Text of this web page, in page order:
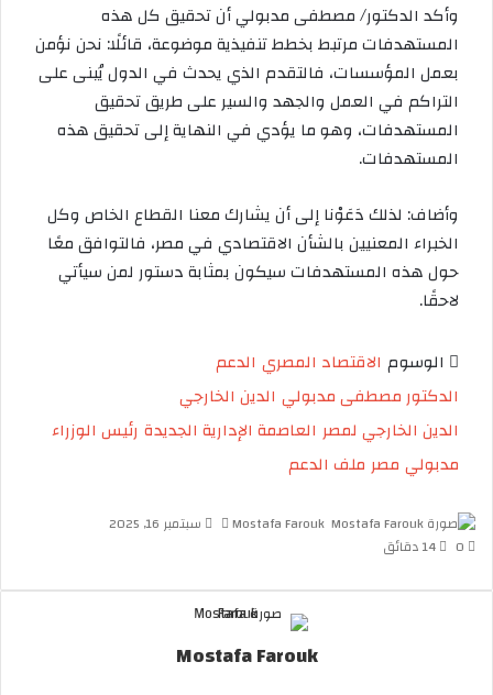
وأكد الدكتور/ مصطفى مدبولي أن تحقيق كل هذه
المستهدفات مرتبط بخطط تنفيذية موضوعة، قائلًا: نحن نؤمن
بعمل المؤسسات، فالتقدم الذي يحدث في الدول يُبنى على
التراكم في العمل والجهد والسير على طريق تحقيق
المستهدفات، وهو ما يؤدي في النهاية إلى تحقيق هذه
المستهدفات.
وأضاف: لذلك دَعَوْنا إلى أن يشارك معنا القطاع الخاص وكل
الخبراء المعنيين بالشأن الاقتصادي في مصر، فالتوافق معًا
حول هذه المستهدفات سيكون بمثابة دستور لمن سيأتي
لاحقًا.
الوسوم الاقتصاد المصري الدعم
الدكتور مصطفى مدبولي الدين الخارجي
الدين الخارجي لمصر العاصمة الإدارية الجديدة رئيس الوزراء
مدبولي مصر ملف الدعم
Mostafa Farouk
ل
ب
ي
سبتمبر 16, 2025
0
Mostafa Farouk